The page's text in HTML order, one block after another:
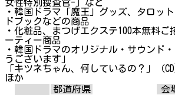
女性特別捜査官-」など
・韓国ドラマ「魔王」グッズ、タロッ
ドブックなどの商品
・化粧品、まつげエクステ100本無料ご
ーティー商品
・韓国ドラマのオリジナル・サウンド
うございます」
「キツネちゃん、何しているの？」（
ほか
都道府県
会